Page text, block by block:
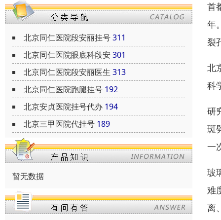
北京同仁医院段安丽挂号311
北京同仁医院眼底科段安301
北京同仁医院段安丽医生 313
北京同仁医院跑腿挂号 192
北京安贞医院挂号代办 194
北京三甲医院代挂号 189
暂无数据
首
年
裂
北
科
研
斑
一
玻
难
离